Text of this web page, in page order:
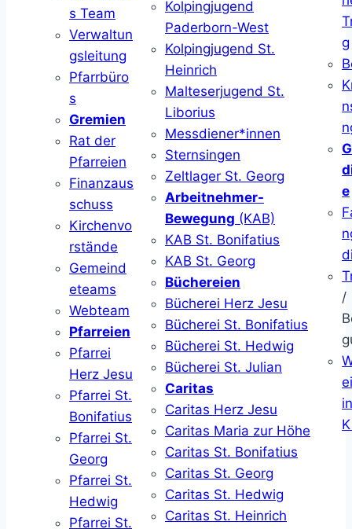
s Team
Verwaltun
gsleitung
Pfarrbüro
s
Gremien
Rat der
Pfarreien
Finanzaus
schuss
Kirchenvo
rstände
Gemeind
eteams
Webteam
Pfarreien
Pfarrei
Herz Jesu
Pfarrei St.
Bonifatius
Pfarrei St.
Georg
Pfarrei St.
Hedwig
Pfarrei St.
Kolpingjugend
Paderborn-West
Kolpingjugend St.
Heinrich
Malteserjugend St.
Liborius
Messdiener*innen
Sternsingen
Zeltlager St. Georg
Arbeitnehmer-
Bewegung (KAB)
KAB St. Bonifatius
KAB St. Georg
Büchereien
Bücherei Herz Jesu
Bücherei St. Bonifatius
Bücherei St. Hedwig
Bücherei St. Julian
Caritas
Caritas Herz Jesu
Caritas Maria zur Höhe
Caritas St. Bonifatius
Caritas St. Georg
Caritas St. Hedwig
Caritas St. Heinrich
g
e
/